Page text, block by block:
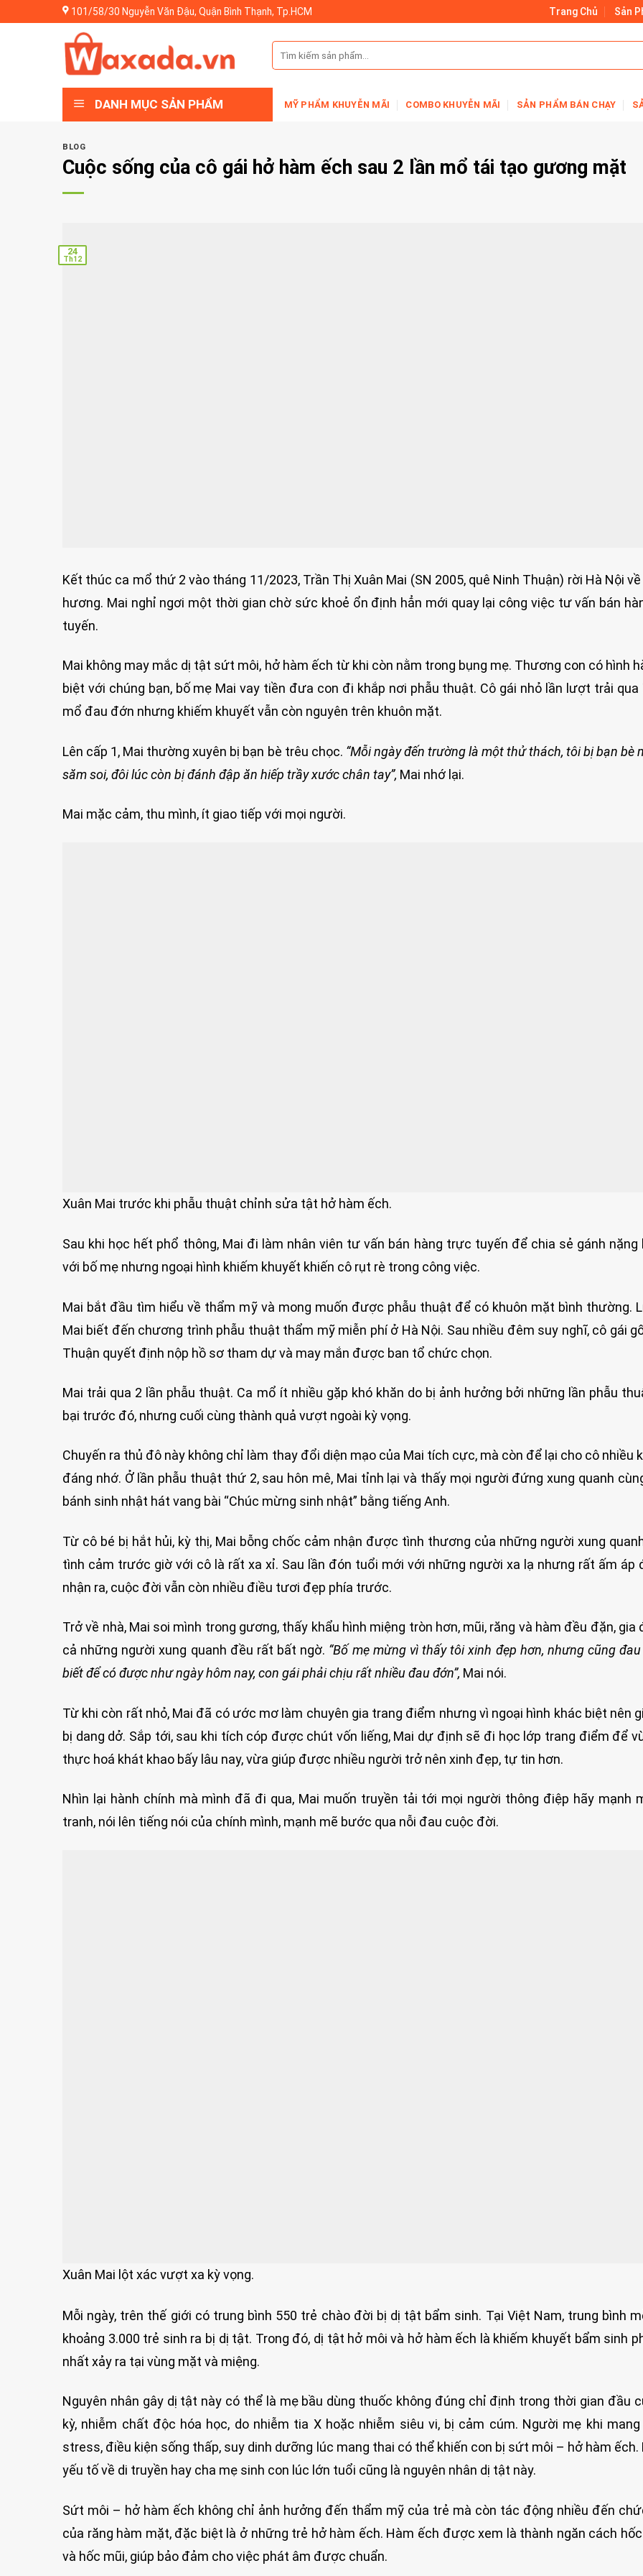
to
101/58/30 Nguyễn Văn Đậu, Quận Bình Thạnh, Tp.HCM Trang Chủ Sản
Tìm
kiếm:
DANH MỤC SẢN PHẨM MỸ PHẨM KHUYỄN MÃI COMBO KHUYỄN MÃI SẢN PHẨM BÁN CHẠY
BLOG
Cuộc sống của cô gái hở hàm ếch sau 2 lần mổ tái tạo gương mặt
24
Th12
Kết thúc ca mổ thứ 2 vào tháng 11/2023, Trần Thị Xuân Mai (SN 2005, quê Ninh Thuận) rời Hà Nội
hương. Mai nghỉ ngơi một thời gian chờ sức khoẻ ổn định hẳn mới quay lại công việc tư vấn bán
tuyến.
Mai không may mắc dị tật sứt môi, hở hàm ếch từ khi còn nằm trong bụng mẹ. Thương con có hình
biệt với chúng bạn, bố mẹ Mai vay tiền đưa con đi khắp nơi phẫu thuật. Cô gái nhỏ lần lượt trải qua
mổ đau đớn nhưng khiếm khuyết vẫn còn nguyên trên khuôn mặt.
Lên cấp 1, Mai thường xuyên bị bạn bè trêu chọc. “Mỗi ngày đến trường là một thử thách, tôi bị bạn bè
săm soi, đôi lúc còn bị đánh đập ăn hiếp trầy xước chân tay”, Mai nhớ lại.
Mai mặc cảm, thu mình, ít giao tiếp với mọi người.
Xuân Mai trước khi phẫu thuật chỉnh sửa tật hở hàm ếch.
Sau khi học hết phổ thông, Mai đi làm nhân viên tư vấn bán hàng trực tuyến để chia sẻ gánh nặng
với bố mẹ nhưng ngoại hình khiếm khuyết khiến cô rụt rè trong công việc.
Mai bắt đầu tìm hiểu về thẩm mỹ và mong muốn được phẫu thuật để có khuôn mặt bình thường.
Mai biết đến chương trình phẫu thuật thẩm mỹ miễn phí ở Hà Nội. Sau nhiều đêm suy nghĩ, cô gái
Thuận quyết định nộp hồ sơ tham dự và may mắn được ban tổ chức chọn.
Mai trải qua 2 lần phẫu thuật. Ca mổ ít nhiều gặp khó khăn do bị ảnh hưởng bởi những lần phẫu
bại trước đó, nhưng cuối cùng thành quả vượt ngoài kỳ vọng.
Chuyến ra thủ đô này không chỉ làm thay đổi diện mạo của Mai tích cực, mà còn để lại cho cô nhiều
đáng nhớ. Ở lần phẫu thuật thứ 2, sau hôn mê, Mai tỉnh lại và thấy mọi người đứng xung quanh
bánh sinh nhật hát vang bài “Chúc mừng sinh nhật” bằng tiếng Anh.
Từ cô bé bị hắt hủi, kỳ thị, Mai bỗng chốc cảm nhận được tình thương của những người xung
tình cảm trước giờ với cô là rất xa xỉ. Sau lần đón tuổi mới với những người xa lạ nhưng rất ấm áp
nhận ra, cuộc đời vẫn còn nhiều điều tươi đẹp phía trước.
Trở về nhà, Mai soi mình trong gương, thấy khẩu hình miệng tròn hơn, mũi, răng và hàm đều đặn, gia
cả những người xung quanh đều rất bất ngờ. “Bố mẹ mừng vì thấy tôi xinh đẹp hơn, nhưng cũng
biết để có được như ngày hôm nay, con gái phải chịu rất nhiều đau đớn”, Mai nói.
Từ khi còn rất nhỏ, Mai đã có ước mơ làm chuyên gia trang điểm nhưng vì ngoại hình khác biệt nên
bị dang dở. Sắp tới, sau khi tích cóp được chút vốn liếng, Mai dự định sẽ đi học lớp trang điểm để
thực hoá khát khao bấy lâu nay, vừa giúp được nhiều người trở nên xinh đẹp, tự tin hơn.
Nhìn lại hành chính mà mình đã đi qua, Mai muốn truyền tải tới mọi người thông điệp hãy mạnh
tranh, nói lên tiếng nói của chính mình, mạnh mẽ bước qua nỗi đau cuộc đời.
Xuân Mai lột xác vượt xa kỳ vọng.
Mỗi ngày, trên thế giới có trung bình 550 trẻ chào đời bị dị tật bẩm sinh. Tại Việt Nam, trung bình
khoảng 3.000 trẻ sinh ra bị dị tật. Trong đó, dị tật hở môi và hở hàm ếch là khiếm khuyết bẩm sinh
nhất xảy ra tại vùng mặt và miệng.
Nguyên nhân gây dị tật này có thể là mẹ bầu dùng thuốc không đúng chỉ định trong thời gian đầu
kỳ, nhiễm chất độc hóa học, do nhiễm tia X hoặc nhiễm siêu vi, bị cảm cúm. Người mẹ khi
stress, điều kiện sống thấp, suy dinh dưỡng lúc mang thai có thể khiến con bị sứt môi – hở hàm ếch.
yếu tố về di truyền hay cha mẹ sinh con lúc lớn tuổi cũng là nguyên nhân dị tật này.
Sứt môi – hở hàm ếch không chỉ ảnh hưởng đến thẩm mỹ của trẻ mà còn tác động nhiều đến
của răng hàm mặt, đặc biệt là ở những trẻ hở hàm ếch. Hàm ếch được xem là thành ngăn cách
và hốc mũi, giúp bảo đảm cho việc phát âm được chuẩn.